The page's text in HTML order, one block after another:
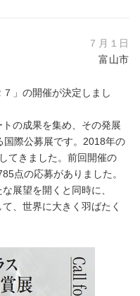
７月１日
富山市
」の開催が決定しまし
の成果を集め、その発展
国際公募展です。2018年の
てきました。前回開催の
点の応募がありました。
展望を開くと同時に、
、世界に大きく羽ばたく